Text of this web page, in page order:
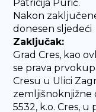
Patricija Purić.
Nakon
donesen sljedeći
Zaključak:
Grad Cres, kao
se prava
Cresu u Ulici
zemljišnoknjižne
5532, k.o. Cres,